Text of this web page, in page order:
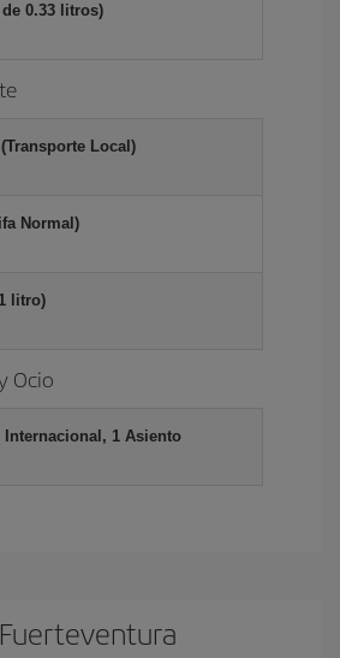
0.33 litros)
Local)
Normal)
litro)
Ocio
Internacional, 1 Asiento